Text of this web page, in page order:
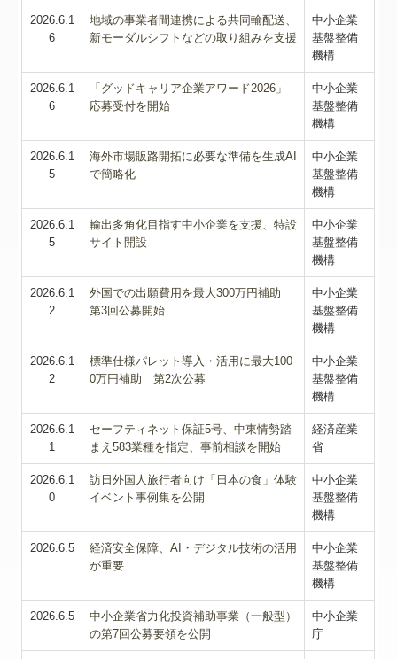
2026.6.1
6
地域の事業者間連携による共同輸配送、
新モーダルシフトなどの取り組みを支援
中小企業
基盤整備
機構
2026.6.1
6
「グッドキャリア企業アワード2026」
応募受付を開始
中小企業
基盤整備
機構
2026.6.1
5
海外市場販路開拓に必要な準備を生成AI
で簡略化
中小企業
基盤整備
機構
2026.6.1
5
輸出多角化目指す中小企業を支援、特設
サイト開設
中小企業
基盤整備
機構
2026.6.1
2
外国での出願費用を最大300万円補助
第3回公募開始
中小企業
基盤整備
機構
2026.6.1
2
標準仕様パレット導入・活用に最大100
0万円補助 第2次公募
中小企業
基盤整備
機構
2026.6.1
1
セーフティネット保証5号、中東情勢踏
まえ583業種を指定、事前相談を開始
経済産業
省
2026.6.1
0
訪日外国人旅行者向け「日本の食」体験
イベント事例集を公開
中小企業
基盤整備
機構
2026.6.5
経済安全保障、AI・デジタル技術の活用
が重要
中小企業
基盤整備
機構
2026.6.5
中小企業省力化投資補助事業（一般型）
の第7回公募要領を公開
中小企業
庁